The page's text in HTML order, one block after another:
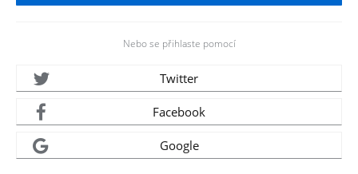
Nebo se přihlaste pomocí
Twitter
Facebook
Google